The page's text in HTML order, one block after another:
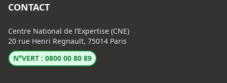
CONTACT
Centre National de l’Expertise (CNE)
20 rue Henri Regnault, 75014 Paris
N°VERT : 0800 00 80 89